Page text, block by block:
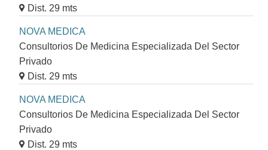
Dist. 29 mts
NOVA MEDICA
Consultorios De Medicina Especializada Del Sector
Privado
Dist. 29 mts
NOVA MEDICA
Consultorios De Medicina Especializada Del Sector
Privado
Dist. 29 mts